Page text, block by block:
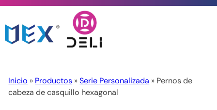
Inicio » Productos »Serie Personalizada » Pernos de
cabeza de casquillo hexagonal